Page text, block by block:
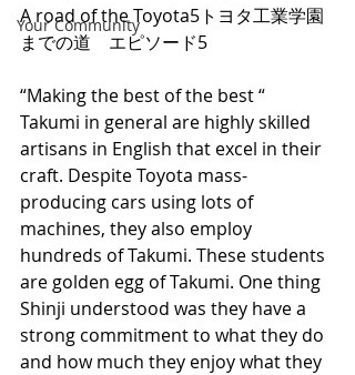
Your Community
A road of the Toyota5トヨタ工業学園
までの道　エピソード5
“Making the best of the best “
Takumi in general are highly skilled
artisans in English that excel in their
craft. Despite Toyota mass-
producing cars using lots of
machines, they also employ
hundreds of Takumi. These students
are golden egg of Takumi. One thing
Shinji understood was they have a
strong commitment to what they do
and how much they enjoy what they